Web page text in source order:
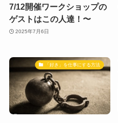
7/12開催ワークショップの
ゲストはこの人達！〜
2025年7月6日
「好き」を仕事にする方法